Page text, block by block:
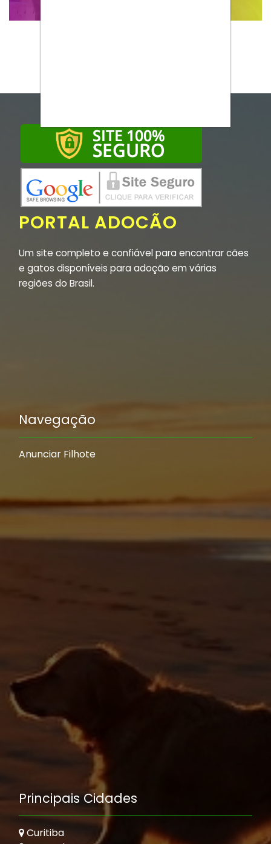
PORTAL ADOCÃO
Um site completo e confiável para encontrar cães
e gatos disponíveis para adoção em várias
regiões do Brasil.
Navegação
Anunciar Filhote
Principais Cidades
Curitiba